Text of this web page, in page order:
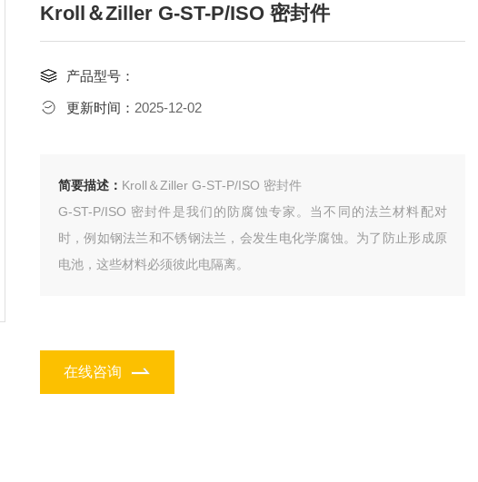
Kroll＆Ziller G-ST-P/ISO 密封件
产品型号：
更新时间： 2025-12-02
简要描述：
Kroll＆Ziller G-ST-P/ISO 密封件
G-ST-P/ISO 密封件是我们的防腐蚀专家。当不同的法兰材料配对
时，例如钢法兰和不锈钢法兰，会发生电化学腐蚀。为了防止形成原
电池，这些材料必须彼此电隔离。
在线咨询